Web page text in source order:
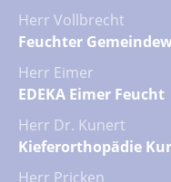
Herr Vollbrecht
Feuchter
Herr Eimer
EDEKA Eimer Feucht
Herr Dr. Kunert
Kieferorthopädie
Herr Pricken